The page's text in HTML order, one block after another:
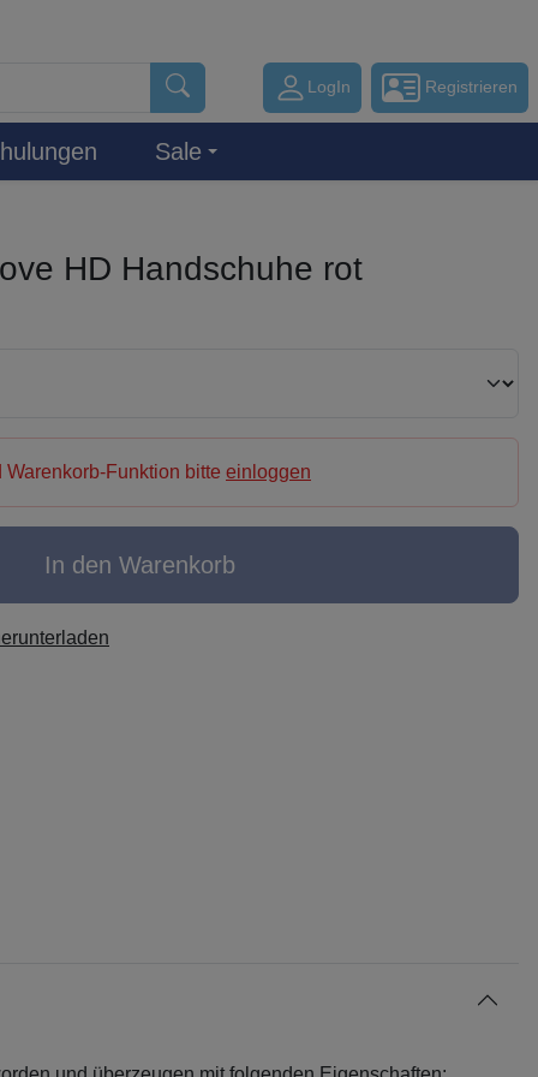
LogIn Registrieren
Sale
HD Handschuhe rot
Funktion bitte einloggen
In den Warenkorb